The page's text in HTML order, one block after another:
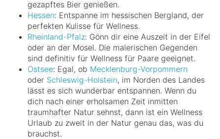
gezapftes Bier genießen.
Hessen: Entspanne im hessischen Bergland, der
perfekten Kulisse für Wellness.
Rheinland-Pfalz: Gönn dir eine Auszeit in der Eifel
oder an der Mosel. Die malerischen Gegenden
sind definitiv für Wellness für Paare geeignet.
Ostsee: Egal, ob Mecklenburg-Vorpommern
oder Schleswig-Holstein, im Norden des Landes
lässt es sich wunderbar entspannen. Wenn du
dich nach einer erholsamen Zeit inmitten
traumhafter Natur sehnst, dann ist ein Wellness
Urlaub zu zweit in der Natur genau das, was du
brauchst.